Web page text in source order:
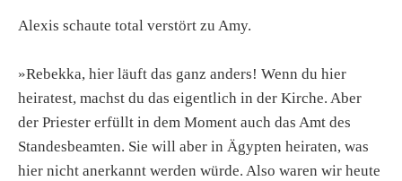
Alexis schaute total verstört zu Amy.
»Rebekka, hier läuft das ganz anders! Wenn du hier
heiratest, machst du das eigentlich in der Kirche. Aber
der Priester erfüllt in dem Moment auch das Amt des
Standesbeamten. Sie will aber in Ägypten heiraten, was
hier nicht anerkannt werden würde. Also waren wir heute